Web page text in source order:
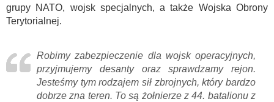
grupy NATO, wojsk specjalnych, a także Wojska Obrony
Terytorialnej.
Robimy zabezpieczenie dla wojsk operacyjnych,
przyjmujemy desanty oraz sprawdzamy rejon.
Jesteśmy tym rodzajem sił zbrojnych, który bardzo
dobrze zna teren. To są żołnierze z 44. batalionu z